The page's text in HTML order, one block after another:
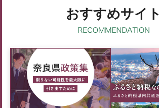
おすすめサイト